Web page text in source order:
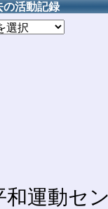
の活動記録
和運動セ